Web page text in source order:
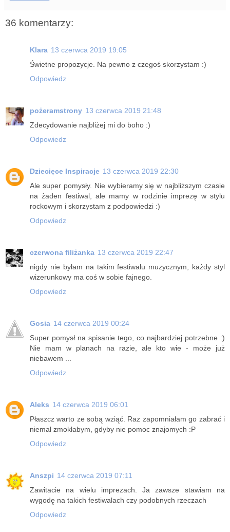
36 komentarzy:
Klara 13 czerwca 2019 19:05
Świetne propozycje. Na pewno z czegoś skorzystam :)
Odpowiedz
pożeramstrony 13 czerwca 2019 21:48
Zdecydowanie najbliżej mi do boho :)
Odpowiedz
Dziecięce Inspiracje 13 czerwca 2019 22:30
Ale super pomysły. Nie wybieramy się w najbliższym czasie
na żaden festiwal, ale mamy w rodzinie imprezę w stylu
rockowym i skorzystam z podpowiedzi :)
Odpowiedz
czerwona filiżanka 13 czerwca 2019 22:47
nigdy nie byłam na takim festiwalu muzycznym, każdy styl
wizerunkowy ma coś w sobie fajnego.
Odpowiedz
Gosia 14 czerwca 2019 00:24
Super pomysł na spisanie tego, co najbardziej potrzebne :)
Nie mam w planach na razie, ale kto wie - może już
niebawem ...
Odpowiedz
Aleks 14 czerwca 2019 06:01
Płaszcz warto ze sobą wziąć. Raz zapomniałam go zabrać i
niemal zmokłabym, gdyby nie pomoc znajomych :P
Odpowiedz
Anszpi 14 czerwca 2019 07:11
Zawitacie na wielu imprezach. Ja zawsze stawiam na
wygodę na takich festiwalach czy podobnych rzeczach
Odpowiedz